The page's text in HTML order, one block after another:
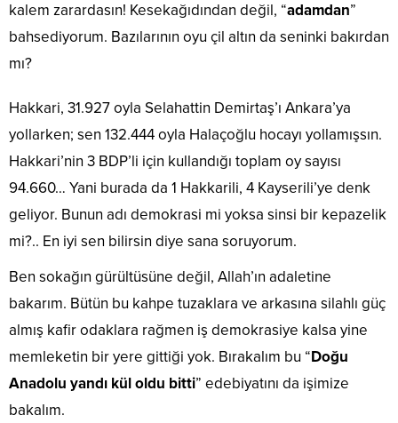
kalem zarardasın! Kesekağıdından değil, “adamdan”
bahsediyorum. Bazılarının oyu çil altın da seninki bakırdan
mı?
Hakkari, 31.927 oyla Selahattin Demirtaş’ı Ankara’ya
yollarken; sen 132.444 oyla Halaçoğlu hocayı yollamışsın.
Hakkari’nin 3 BDP’li için kullandığı toplam oy sayısı
94.660… Yani burada da 1 Hakkarili, 4 Kayserili’ye denk
geliyor. Bunun adı demokrasi mi yoksa sinsi bir kepazelik
mi?.. En iyi sen bilirsin diye sana soruyorum.
Ben sokağın gürültüsüne değil, Allah’ın adaletine
bakarım. Bütün bu kahpe tuzaklara ve arkasına silahlı güç
almış kafir odaklara rağmen iş demokrasiye kalsa yine
memleketin bir yere gittiği yok. Bırakalım bu “Doğu
Anadolu yandı kül oldu bitti” edebiyatını da işimize
bakalım.